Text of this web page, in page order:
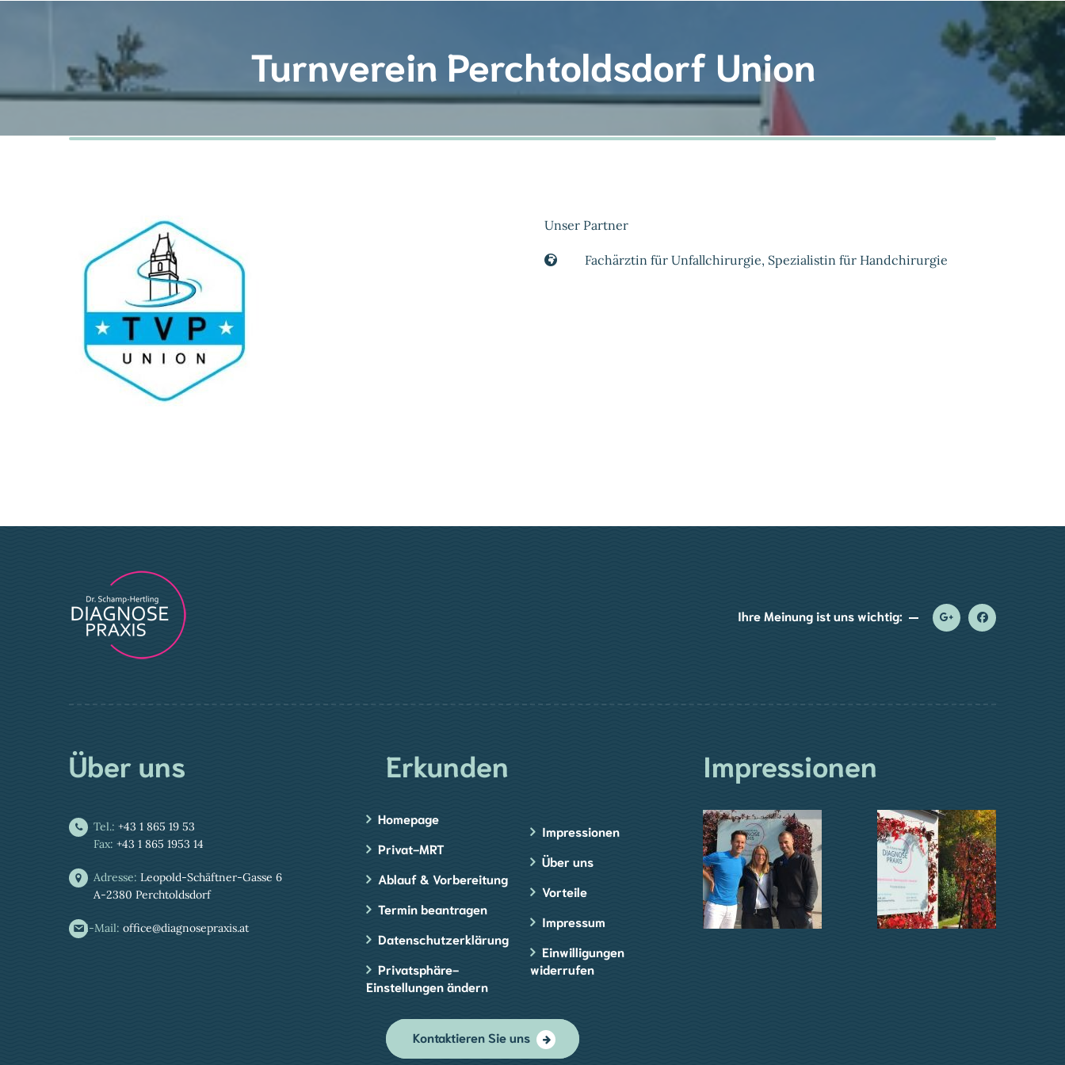
Turnverein Perchtoldsdorf Union
Unser Partner
Fachärztin für Unfallchirurgie, Spezialistin für Handchirurgie
Ihre Meinung ist uns wichtig:
Über uns
Tel.: +43 1 865 19 53
Fax: +43 1 865 1953 14
Adresse: Leopold-Schäftner-Gasse 6
A-2380 Perchtoldsdorf
E-Mail: office@diagnosepraxis.at
Erkunden
Homepage
Privat-MRT
Ablauf & Vorbereitung
Termin beantragen
Datenschutzerklärung
Privatsphäre-
Einstellungen ändern
Impressionen
Über uns
Vorteile
Impressum
Einwilligungen
widerrufen
Kontaktieren Sie uns
Impressionen